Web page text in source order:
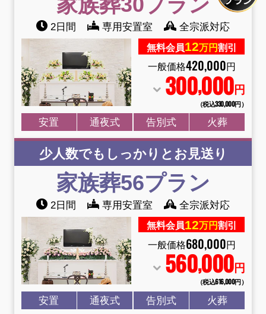
2日間 専用安置室 全宗派対応
無料会員12万円割引
一般価格420,000円
300,000円
（税込330,000円）
安置 通夜式 告別式 火葬
少人数でもしっかりとお見送り
家族葬56プラン
2日間 専用安置室 全宗派対応
無料会員12万円割引
一般価格680,000円
560,000円
（税込616,000円）
安置 通夜式 告別式 火葬